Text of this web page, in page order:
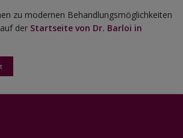
zu modernen Behandlungsmöglichkeiten
der Startseite von Dr. Barloi in